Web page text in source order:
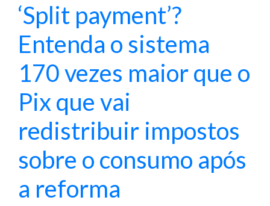
‘Split payment’?
Entenda o sistema
170 vezes maior que o
Pix que vai
redistribuir impostos
sobre o consumo após
a reforma